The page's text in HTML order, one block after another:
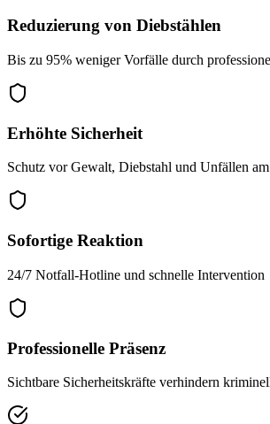
Reduzierung von Diebstählen
Bis zu 95% weniger Vorfälle durch
Erhöhte Sicherheit
Schutz vor Gewalt, Diebstahl und Unfällen
Sofortige Reaktion
24/7 Notfall-Hotline und schnelle Intervention
Professionelle Präsenz
Sichtbare Sicherheitskräfte verhindern